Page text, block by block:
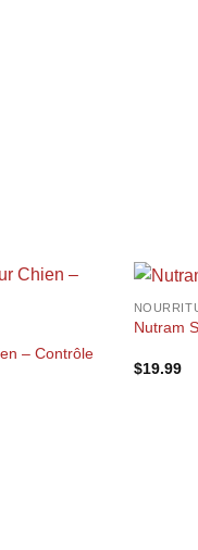
– Contrôle
+
Nutram
$19.99